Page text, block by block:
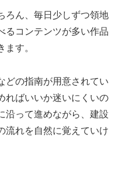
ろん、毎日少しずつ領地
るコンテンツが多い作品
す。
どの指南が用意されてい
ればいいか迷いにくいの
沿って進めながら、建設
流れを自然に覚えていけ